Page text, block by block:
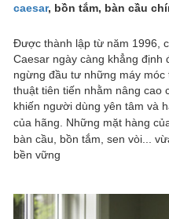
caesar, bồn tắm, bàn cầu
Được thành lập từ năm 1996,
Caesar ngày càng khẳng định
ngừng đầu tư những máy
thuật tiên tiến nhằm nâng cao
khiến người dùng yên tâm và
của hãng. Những mặt hàng
bàn cầu, bồn tắm, sen vòi...
bền vững